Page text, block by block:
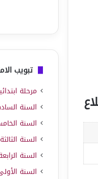
تبويب
مرحلة
السنة
السنة
السنة
السنة
السنة